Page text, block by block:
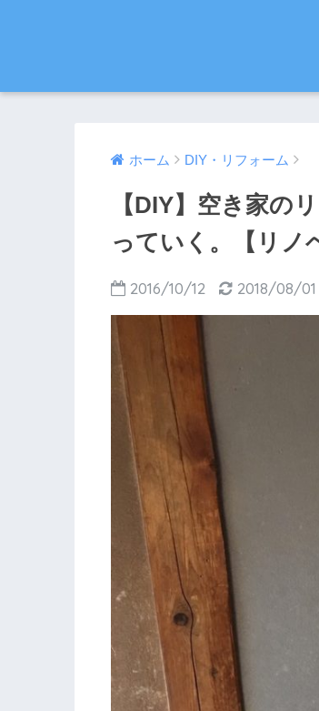
ホーム DIY・リフォーム
【DIY】空き家の
っていく。【リノ
2016/10/12 2018/08/01